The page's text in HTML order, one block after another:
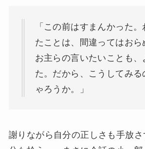
「この前はすまんかった
たことは、間違ってはおら
お主らの言いたいことも、
た。だから、こうしてみる
ゃろうか。」
謝りながら自分の正しさも手放